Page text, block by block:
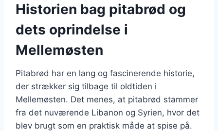
Historien bag pitabrød og
dets oprindelse i
Mellemøsten
Pitabrød har en lang og fascinerende historie,
der strækker sig tilbage til oldtiden i
Mellemøsten. Det menes, at pitabrød stammer
fra det nuværende Libanon og Syrien, hvor det
blev brugt som en praktisk måde at spise på.